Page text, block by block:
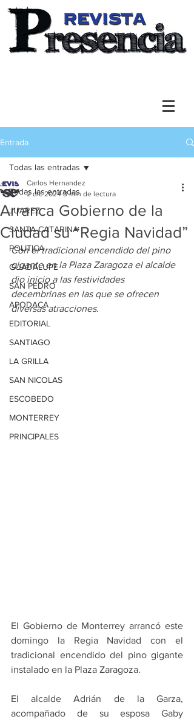
Entrada
Todas las entradas
JUAREZ
SANTA CATARINA
POLITICA
GUADALUPE
SAN PEDRO
APODACA
EDITORIAL
SANTIAGO
LA GRILLA
SAN NICOLAS
ESCOBEDO
MONTERREY
PRINCIPALES
Todas las entradas
Arranca Gobierno de la
Ciudad su “Regia Navidad”
Carlos Hernandez
2 dic 2024 3 min de lectura
Con el tradicional encendido del pino
gigante en la Plaza Zaragoza el alcalde
dio inicio a las festividades
decembrinas en las que se ofrecen
diversas atracciones.
El Gobierno de Monterrey arrancó este
domingo la Regia Navidad con el
tradicional encendido del pino gigante
instalado en la Plaza Zaragoza.
El alcalde Adrián de la Garza,
acompañado de su esposa Gaby